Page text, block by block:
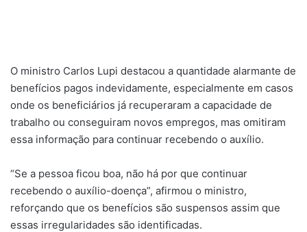
O ministro Carlos Lupi destacou a quantidade alarmante de
benefícios pagos indevidamente, especialmente em casos
onde os beneficiários já recuperaram a capacidade de
trabalho ou conseguiram novos empregos, mas omitiram
essa informação para continuar recebendo o auxílio.
“Se a pessoa ficou boa, não há por que continuar
recebendo o auxílio-doença”, afirmou o ministro,
reforçando que os benefícios são suspensos assim que
essas irregularidades são identificadas.